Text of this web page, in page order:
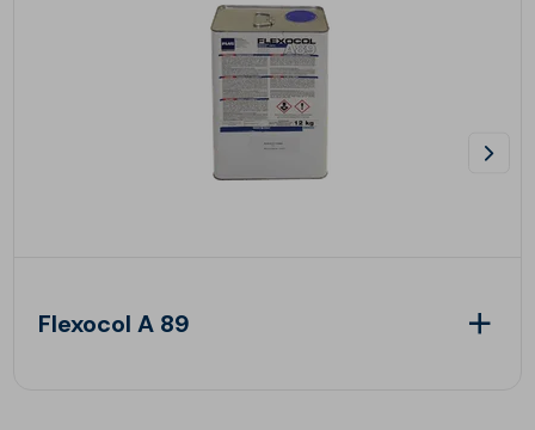
Flexocol A 89